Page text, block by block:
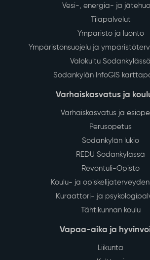
Vesi-, energia- ja
Tilapalvelut
Ympäristö ja luonto
Ympäristönsuojelu ja
Valokuitu Sodankylässä
Sodankylän InfoGIS
Varhaiskasvatus ja
Varhaiskasvatus ja
Perusopetus
Sodankylän lukio
REDU Sodankylässä
Revontuli-Opisto
Koulu- ja
Kuraattori- ja
Tähtikunnan koulu
Vapaa-aika ja
Liikunta